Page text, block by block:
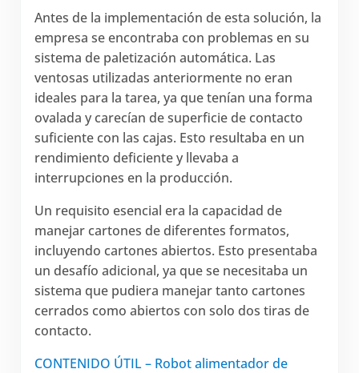
Antes de la implementación de esta solución, la
empresa se encontraba con problemas en su
sistema de paletización automática. Las
ventosas utilizadas anteriormente no eran
ideales para la tarea, ya que tenían una forma
ovalada y carecían de superficie de contacto
suficiente con las cajas. Esto resultaba en un
rendimiento deficiente y llevaba a
interrupciones en la producción.
Un requisito esencial era la capacidad de
manejar cartones de diferentes formatos,
incluyendo cartones abiertos. Esto presentaba
un desafío adicional, ya que se necesitaba un
sistema que pudiera manejar tanto cartones
cerrados como abiertos con solo dos tiras de
contacto.
CONTENIDO ÚTIL – Robot alimentador de